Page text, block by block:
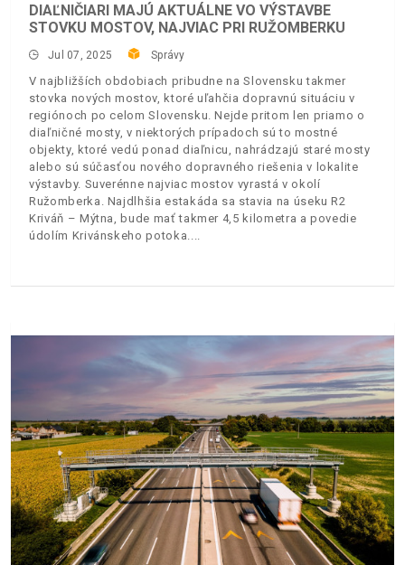
DIAĽNIČIARI MAJÚ AKTUÁLNE VO VÝSTAVBE
STOVKU MOSTOV, NAJVIAC PRI RUŽOMBERKU
Jul 07, 2025 Správy
V najbližších obdobiach pribudne na Slovensku takmer
stovka nových mostov, ktoré uľahčia dopravnú situáciu v
regiónoch po celom Slovensku. Nejde pritom len priamo o
diaľničné mosty, v niektorých prípadoch sú to mostné
objekty, ktoré vedú ponad diaľnicu, nahrádzajú staré mosty
alebo sú súčasťou nového dopravného riešenia v lokalite
výstavby. Suverénne najviac mostov vyrastá v okolí
Ružomberka. Najdlhšia estakáda sa stavia na úseku R2
Kriváň – Mýtna, bude mať takmer 4,5 kilometra a povedie
údolím Krivánskeho potoka.